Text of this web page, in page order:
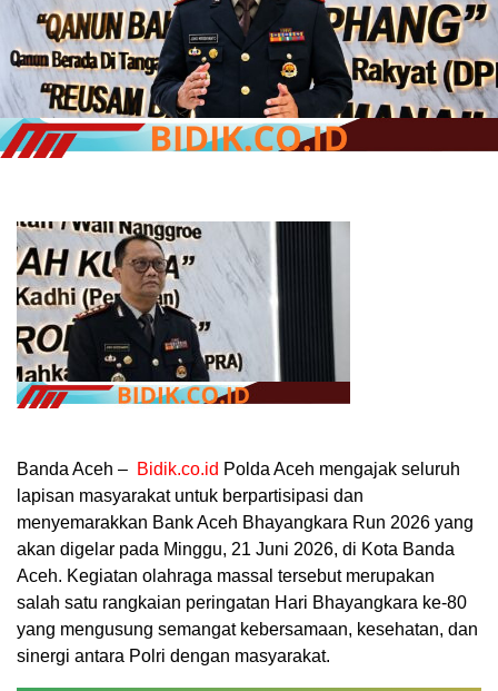
Banda Aceh – Bidik.co.id Polda Aceh mengajak seluruh
lapisan masyarakat untuk berpartisipasi dan
menyemarakkan Bank Aceh Bhayangkara Run 2026 yang
akan digelar pada Minggu, 21 Juni 2026, di Kota Banda
Aceh. Kegiatan olahraga massal tersebut merupakan
salah satu rangkaian peringatan Hari Bhayangkara ke-80
yang mengusung semangat kebersamaan, kesehatan, dan
sinergi antara Polri dengan masyarakat.